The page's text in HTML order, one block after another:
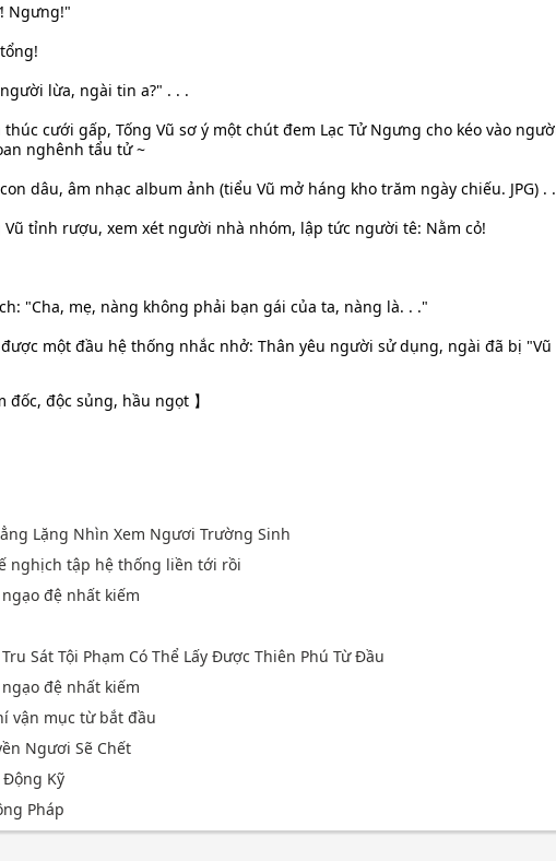
Ngưng!"
lừa, ngài tin a?" . . .
cưới gấp, Tống Vũ sơ ý một chút đem Lạc Tử Ngưng cho kéo vào
nghênh tẩu tử ~
dâu, âm nhạc album ảnh (tiểu Vũ mở háng kho trăm ngày chiếu. JPG) .
Vũ tỉnh rượu, xem xét người nhà nhóm, lập tức người tê: Nằm cỏ!
"Cha, mẹ, nàng không phải bạn gái của ta, nàng là. . ."
một đầu hệ thống nhắc nhở: Thân yêu người sử dụng, ngài đã bị "Vũ
đốc, độc sủng, hầu ngọt 】
Lặng Nhìn Xem Ngươi Trường Sinh
nghịch tập hệ thống liền tới rồi
đệ nhất kiếm
Sát Tội Phạm Có Thể Lấy Được Thiên Phú Từ Đầu
đệ nhất kiếm
vận mục từ bắt đầu
Ngươi Sẽ Chết
Động Kỹ
Pháp